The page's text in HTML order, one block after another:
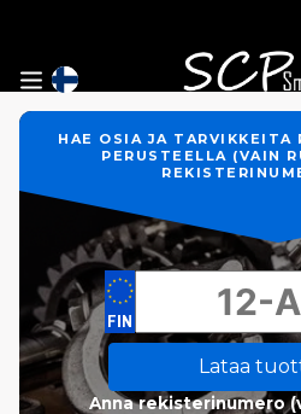
HAE OSIA JA TARVIKKEITA
PERUSTEELLA (VAIN
Lataa
Anna rekisterinumero